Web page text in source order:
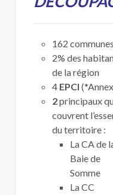
162 communes
2% des
de la région
4 EPCI
2principaux
couvrent
du territoire :
La CA de
Baie de
Somme
La CC